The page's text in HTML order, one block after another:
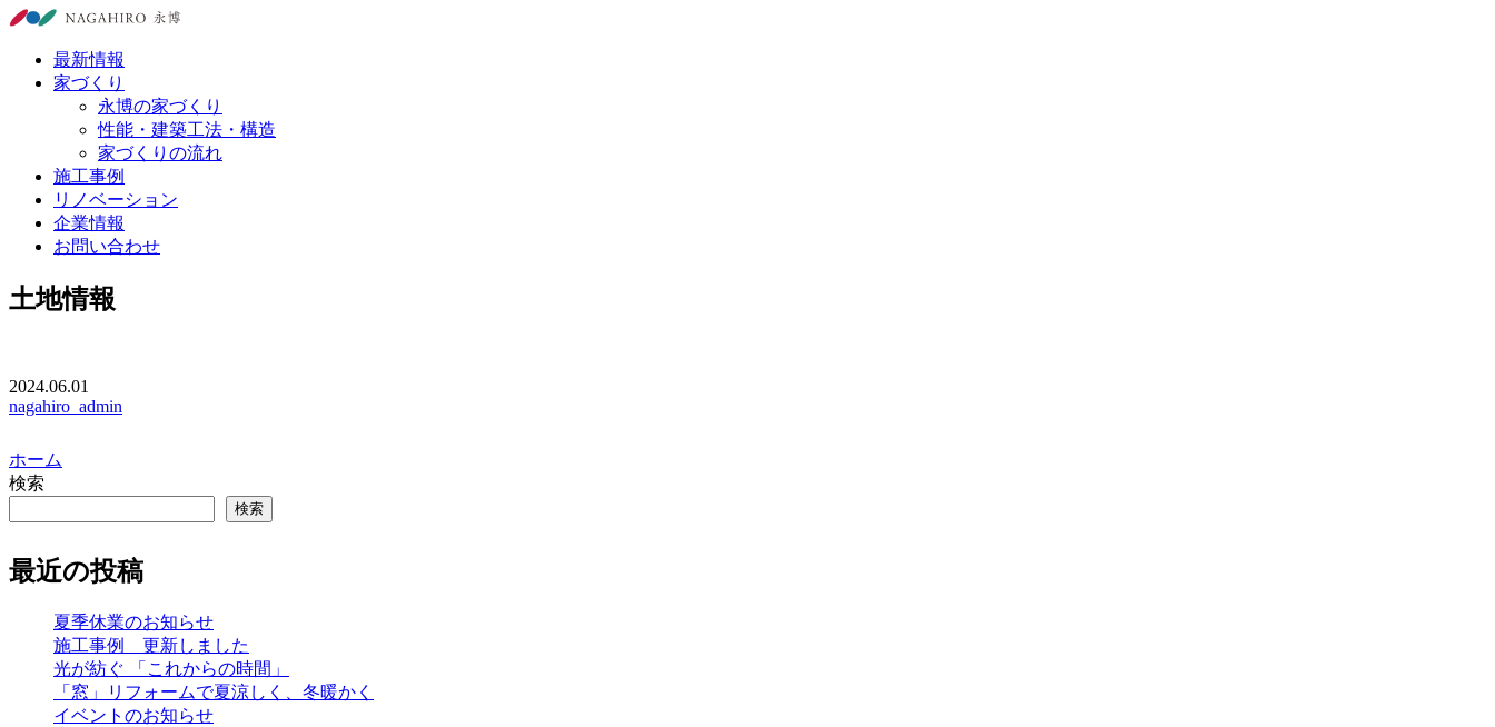
最新情報
家づくり
永博の家づくり
性能・建築工法・構造
家づくりの流れ
施工事例
リノベーション
企業情報
お問い合わせ
土地情報
2024.06.01
nagahiro_admin
ホーム
検索
検索
最近の投稿
夏季休業のお知らせ
施工事例 更新しました
光が紡ぐ 「これからの時間」
「窓」リフォームで夏涼しく、冬暖かく
イベントのお知らせ